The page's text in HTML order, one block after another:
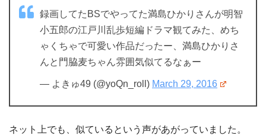
録画してたBSでやってた満島ひかりさんが明智
小五郎の江戸川乱歩短編ドラマ観てみた、めち
ゃくちゃで可愛い作品だったー、満島ひかりさ
んと門脇麦ちゃん雰囲気似てるなぁー
— よきゅ49 (@yoQn_roll) March 29, 2016
ネット上でも、似ているという声があがっていました。